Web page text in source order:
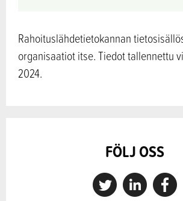
Rahoituslähdetietokannan
organisaatiot itse. Tiedot tallennettu
2024.
FÖLJ OSS